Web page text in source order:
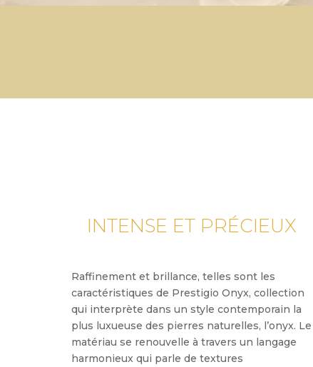
INTENSE ET PRÉCIEUX
Raffinement et brillance, telles sont les
caractéristiques de Prestigio Onyx, collection
qui interprète dans un style contemporain la
plus luxueuse des pierres naturelles, l’onyx. Le
matériau se renouvelle à travers un langage
harmonieux qui parle de textures